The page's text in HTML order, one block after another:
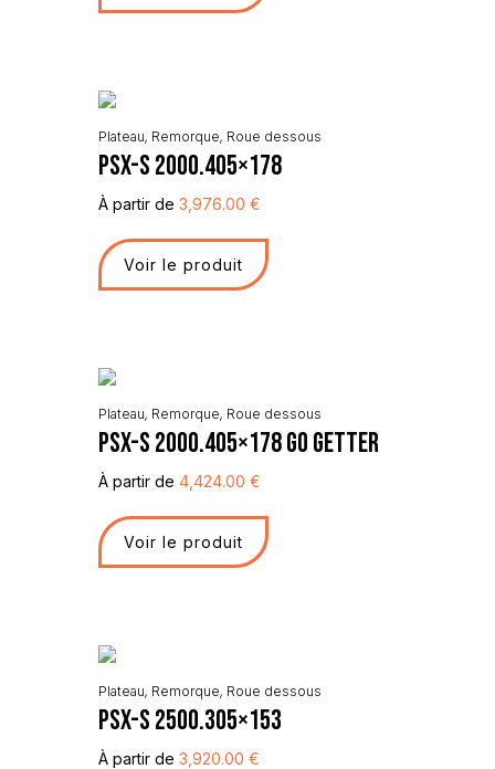
Plateau, Remorque, Roue dessous
PSX-S 2000.405×178
À partir de 3,976.00 €
Voir le produit
Plateau, Remorque, Roue dessous
PSX-S 2000.405×178 Go Getter
À partir de 4,424.00 €
Voir le produit
Plateau, Remorque, Roue dessous
PSX-S 2500.305×153
À partir de 3,920.00 €